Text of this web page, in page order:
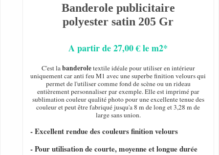
Banderole publicitaire
polyester satin 205 Gr
A partir de 27,00 € le m2*
C'est labanderoletextile idéale pour utiliser en intérieur
uniquement car anti feu M1 avec une superbe finition velours qui
permet de l'utiliser comme fond de scène ou un rideau
entièrement personnaliser par exemple. Elle est imprimé par
sublimation couleur qualité photo pour une excellente tenue des
couleur et peut être fabriqué jusqu'a 8 m de long et 3,28 m de
large sans union.
- Excellent rendue des couleurs finition velours
- Pour utilisation de courte, moyenne et longue durée